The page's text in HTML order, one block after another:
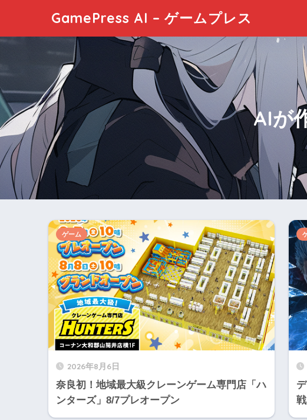
GamePress AI – ゲームプレス
AIが
2026年8月6日
奈良初！地域最大級クレーンゲーム専門店「ハ
ンターズ」8/7プレオープン
ゲーム